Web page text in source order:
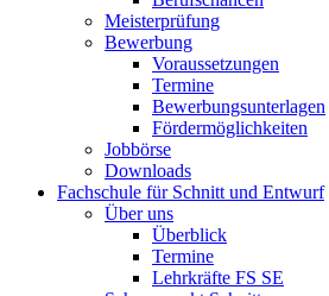
Meisterprüfung
Bewerbung
Voraussetzungen
Termine
Bewerbungsunterlagen
Fördermöglichkeiten
Jobbörse
Downloads
Fachschule für Schnitt und Entwurf
Über uns
Überblick
Termine
Lehrkräfte FS SE